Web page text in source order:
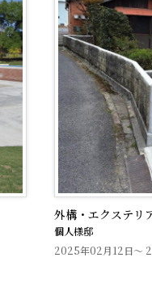
外構・エクステリ
東近江市O様
2024年05月07日～